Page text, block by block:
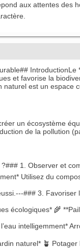
aux attentes
IntroductionLe
et favorise la
est un
un écosystème
de la pollution
1. Observer et
Utilisez du
### 3.
écologiques* 🌾
intelligemment*
naturel* 🪴 Potager